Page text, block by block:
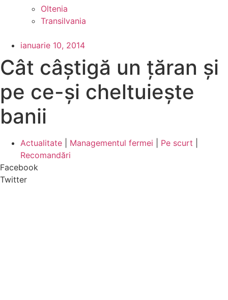
Oltenia
Transilvania
ianuarie 10, 2014
Cât câștigă un țăran și
pe ce-și cheltuiește
banii
Actualitate Managementul fermei Pe scurt
Recomandări
Facebook
Twitter